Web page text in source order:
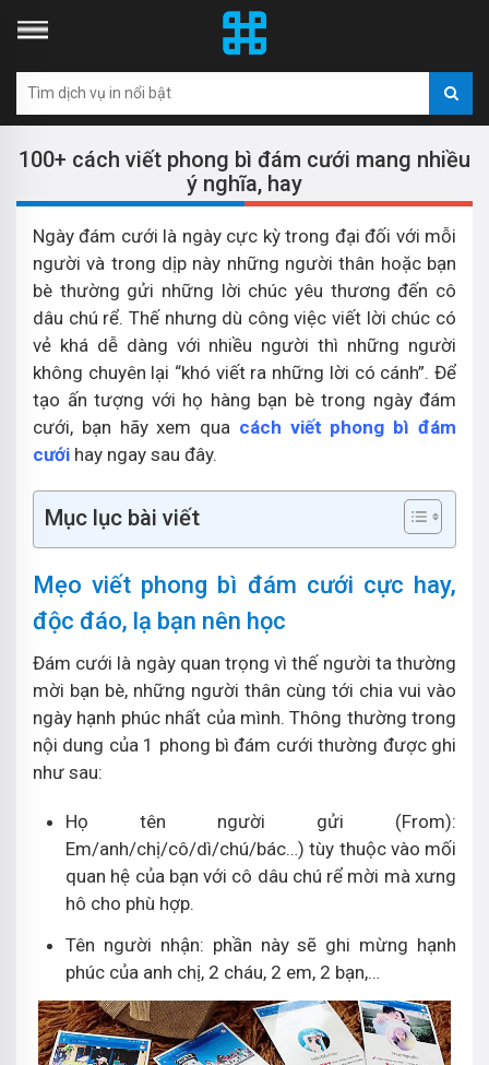
100+ cách viết phong bì đám cưới mang nhiều
ý nghĩa, hay
Ngày đám cưới là ngày cực kỳ trong đại đối với mỗi
người và trong dịp này những người thân hoặc bạn
bè thường gửi những lời chúc yêu thương đến cô
dâu chú rể. Thế nhưng dù công việc viết lời chúc có
vẻ khá dễ dàng với nhiều người thì những người
không chuyên lại “khó viết ra những lời có cánh”. Để
tạo ấn tượng với họ hàng bạn bè trong ngày đám
cưới, bạn hãy xem qua cách viết phong bì đám
cưới hay ngay sau đây.
Mục lục bài viết
Mẹo viết phong bì đám cưới cực hay,
độc đáo, lạ bạn nên học
Đám cưới là ngày quan trọng vì thế người ta thường
mời bạn bè, những người thân cùng tới chia vui vào
ngày hạnh phúc nhất của mình. Thông thường trong
nội dung của 1 phong bì đám cưới thường được ghi
như sau:
Họ tên người gửi (From):
Em/anh/chị/cô/dì/chú/bác…) tùy thuộc vào mối
quan hệ của bạn với cô dâu chú rể mời mà xưng
hô cho phù hợp.
Tên người nhận: phần này sẽ ghi mừng hạnh
phúc của anh chị, 2 cháu, 2 em, 2 bạn,…